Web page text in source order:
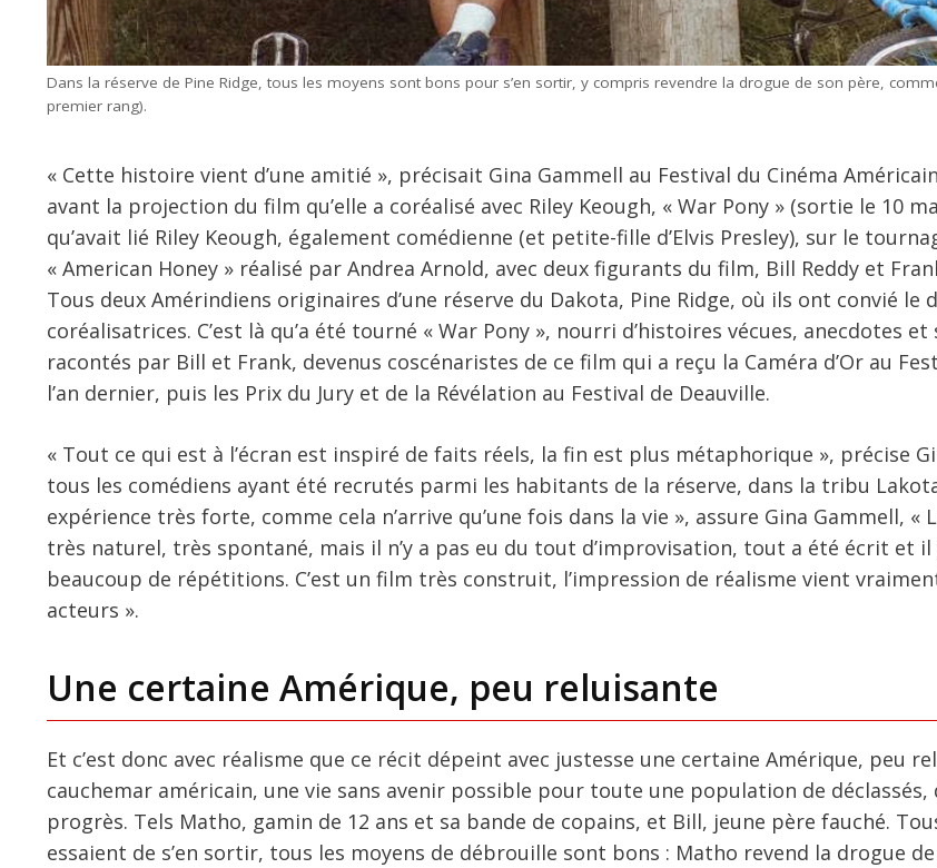
Dans la réserve de Pine Ridge, tous les moyens sont bons pour s’en sortir, y compris revendre la drogue de son père,
premier rang).
« Cette histoire vient d’une amitié », précisait Gina Gammell au Festival du Cinéma
avant la projection du film qu’elle a coréalisé avec Riley Keough, « War Pony » (sortie le 10
qu’avait lié Riley Keough, également comédienne (et petite-fille d’Elvis Presley), sur le
« American Honey » réalisé par Andrea Arnold, avec deux figurants du film, Bill Reddy et
Tous deux Amérindiens originaires d’une réserve du Dakota, Pine Ridge, où ils ont convié le
coréalisatrices. C’est là qu’a été tourné « War Pony », nourri d’histoires vécues, anecdotes et
racontés par Bill et Frank, devenus coscénaristes de ce film qui a reçu la Caméra d’Or au
l’an dernier, puis les Prix du Jury et de la Révélation au Festival de Deauville.
« Tout ce qui est à l’écran est inspiré de faits réels, la fin est plus métaphorique », précise
tous les comédiens ayant été recrutés parmi les habitants de la réserve, dans la tribu
expérience très forte, comme cela n’arrive qu’une fois dans la vie », assure Gina Gammell, «
très naturel, très spontané, mais il n’y a pas eu du tout d’improvisation, tout a été écrit et il
beaucoup de répétitions. C’est un film très construit, l’impression de réalisme vient
acteurs ».
Une certaine Amérique, peu reluisante
Et c’est donc avec réalisme que ce récit dépeint avec justesse une certaine Amérique, peu
cauchemar américain, une vie sans avenir possible pour toute une population de déclassés,
progrès. Tels Matho, gamin de 12 ans et sa bande de copains, et Bill, jeune père fauché.
essaient de s’en sortir, tous les moyens de débrouille sont bons : Matho revend la drogue